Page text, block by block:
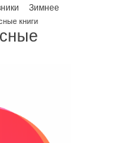
и ноутбуков
косметички
Зимнее
книги